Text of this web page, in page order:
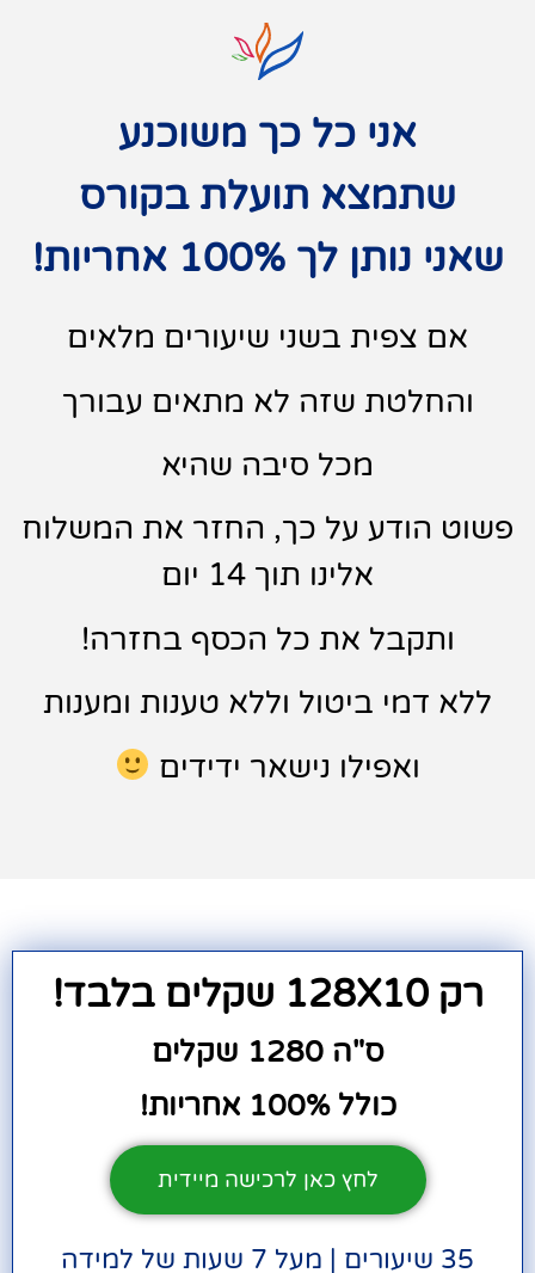
אני כל כך משוכנע
שתמצא תועלת בקורס
שאני נותן לך 100% אחריות!
אם צפית בשני שיעורים מלאים
והחלטת שזה לא מתאים עבורך
מכל סיבה שהיא
פשוט הודע על כך, החזר את המשלוח
אלינו תוך 14 יום
ותקבל את כל הכסף בחזרה!
ללא דמי ביטול וללא טענות ומענות
ואפילו נישאר ידידים
רק 128X10 שקלים בלבד!
ס"ה 1280 שקלים
כולל 100% אחריות!
לחץ כאן לרכישה מיידית
35 שיעורים | מעל 7 שעות של למידה